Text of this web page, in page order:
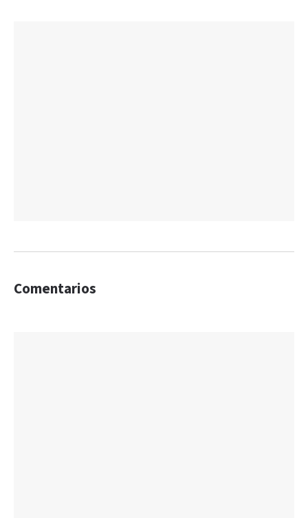
Comentarios